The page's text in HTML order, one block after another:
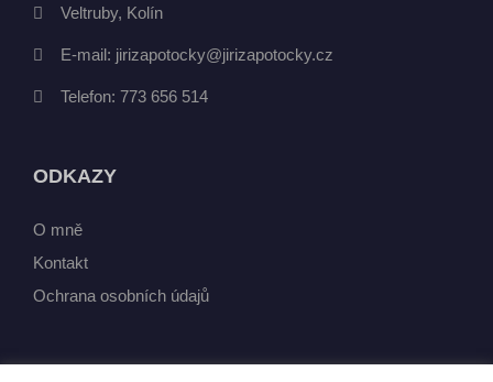
Veltruby, Kolín
E-mail: jirizapotocky@jirizapotocky.cz
Telefon: 773 656 514
ODKAZY
O mně
Kontakt
Ochrana osobních údajů
JAK PRACUJI